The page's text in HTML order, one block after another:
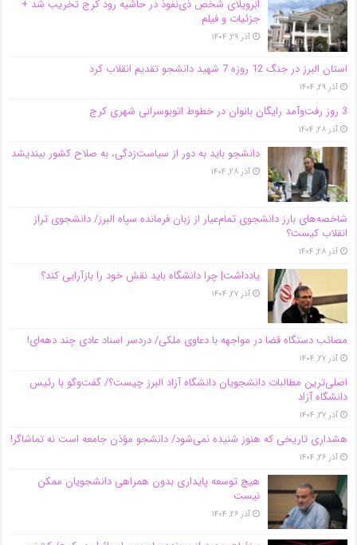
اَبَر‌ویلای شخص ذی‌نفوذ در حاشیه‌ رود کرج تخریب شد +
جزئیات و فیلم
آذر ۲۹, ۱۴۰۴
استان البرز در جنگ 12 روزه 7 شهید دانشجو تقدیم انقلاب کرد
آذر ۲۹, ۱۴۰۴
3 روز رفت‌وآمد رایگان بانوان در خطوط اتوبوسرانی شهری کرج
آذر ۲۸, ۱۴۰۴
دانشجو باید به دور از سیاست‌زدگی، به صلاح کشور بیندیشد
آذر ۲۸, ۱۴۰۴
شاخصه‌های بارز دانشجوی تمام‌عیار از زبان فرمانده سپاه البرز/ دانشجوی تراز
انقلاب کیست؟
آذر ۲۸, ۱۴۰۴
یادداشت| چرا دانشگاه باید نقش خود را بازآرایی کند؟
آذر ۲۷, ۱۴۰۴
مصائب دستگاه قضا در مواجهه با دعاوی ملکی/ دردسر اسناد عادی چند‌ دهه‌ای!
آذر ۲۷, ۱۴۰۴
اصلی‌ترین مطالبات دانشجویان دانشگاه آزاد البرز چیست؟/ گفت‌وگو با رئیس
دانشگاه آز‌اد
آذر ۲۷, ۱۴۰۴
هشداری تاریخی که هنوز شنیده نمی‌شود/ دانشجو مؤذن جامعه است نه تماشاگر!
آذر ۲۶, ۱۴۰۴
هیچ توسعه پایداری بدون همراهی دانشجویان ممکن
نیست
آذر ۲۶, ۱۴۰۴